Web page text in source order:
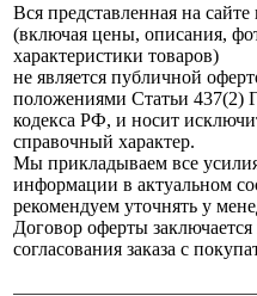
Вся представленная на
(включая цены, описания,
характеристики товаров)
не является публичной
положениями Статьи 437(2)
кодекса РФ, и носит
справочный характер.
Мы прикладываем все
информации в актуальном
рекомендуем уточнять у
Договор оферты заключается
согласования заказа с